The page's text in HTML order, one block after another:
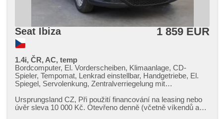
Seat Ibiza 1 859 EUR
1.4i, ČR, AC, temp
Bordcomputer, El. Vorderscheiben, Klimaanlage, CD-
Spieler, Tempomat, Lenkrad einstellbar, Handgetriebe, El.
Spiegel, Servolenkung, Zentralverriegelung mit
(ESP), Nebelscheinwerfer, ABS, Antriebsschlupfregelung
(ASR), 2x Airbag, Beifahrerairbagdeaktivierung,
Ursprungsland CZ,​ Při použití financování na leasing nebo
úvěr sleva 10 000 Kč. Otevřeno denně (včetně víkendů a